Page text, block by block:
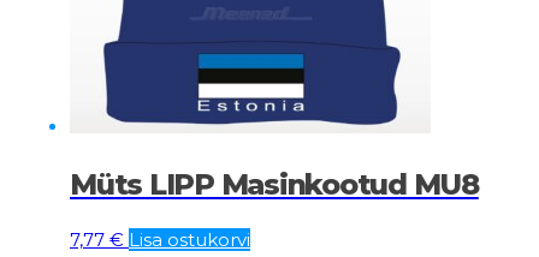
Müts LIPP Masinkootud MU8
7,77 € Lisa ostukorvi